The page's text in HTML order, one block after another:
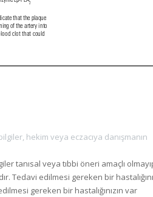
hekim veya eczacıya danışmanın
tanısal veya tıbbi öneri amaçlı
Tedavi edilmesi gereken bir
gereken bir hastalığınızın var